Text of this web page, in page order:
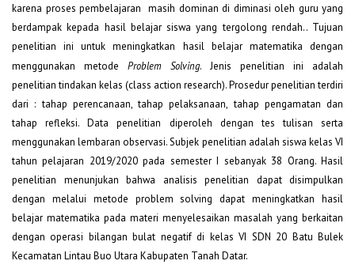
karena proses pembelajaran masih dominan di diminasi oleh guru yang
berdampak kepada hasil belajar siswa yang tergolong rendah.. Tujuan
penelitian ini untuk meningkatkan hasil belajar matematika dengan
menggunakan metode Problem Solving. Jenis penelitian ini adalah
penelitian tindakan kelas (class action research). Prosedur penelitian terdiri
dari : tahap perencanaan, tahap pelaksanaan, tahap pengamatan dan
tahap refleksi. Data penelitian diperoleh dengan tes tulisan serta
menggunakan lembaran observasi. Subjek penelitian adalah siswa kelas VI
tahun pelajaran 2019/2020 pada semester I sebanyak 38 Orang. Hasil
penelitian menunjukan bahwa analisis penelitian dapat disimpulkan
dengan melalui metode problem solving dapat meningkatkan hasil
belajar matematika pada materi menyelesaikan masalah yang berkaitan
dengan operasi bilangan bulat negatif di kelas VI SDN 20 Batu Bulek
Kecamatan Lintau Buo Utara Kabupaten Tanah Datar.